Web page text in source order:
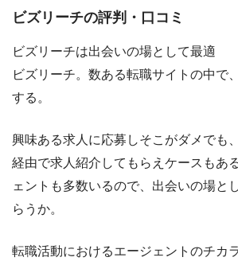
ビズリーチの評判・口コミ
ビズリーチは出会いの場として最適
ビズリーチ。数ある転職サイトの中で
する。
興味ある求人に応募しそこがダメでも
経由で求人紹介してもらえケースもあ
ェントも多数いるので、出会いの場と
らうか。
転職活動におけるエージェントのチカ